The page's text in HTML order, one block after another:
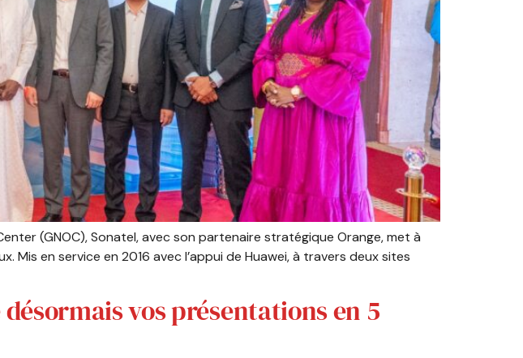
(GNOC), Sonatel, avec son partenaire stratégique Orange, met à
en service en 2016 avec l’appui de Huawei, à travers deux sites
vos présentations en 5